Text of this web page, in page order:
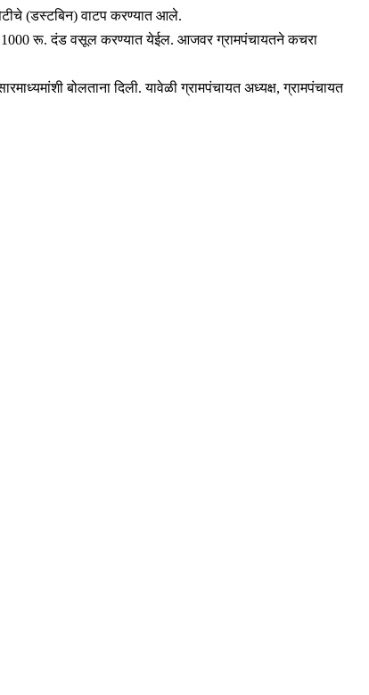
(डस्टबिन) वाटप करण्यात आले.
1000 रू. दंड वसूल करण्यात येईल. आजवर ग्रामपंचायतने कचरा
बोलताना दिली. यावेळी ग्रामपंचायत अध्यक्ष, ग्रामपंचायत